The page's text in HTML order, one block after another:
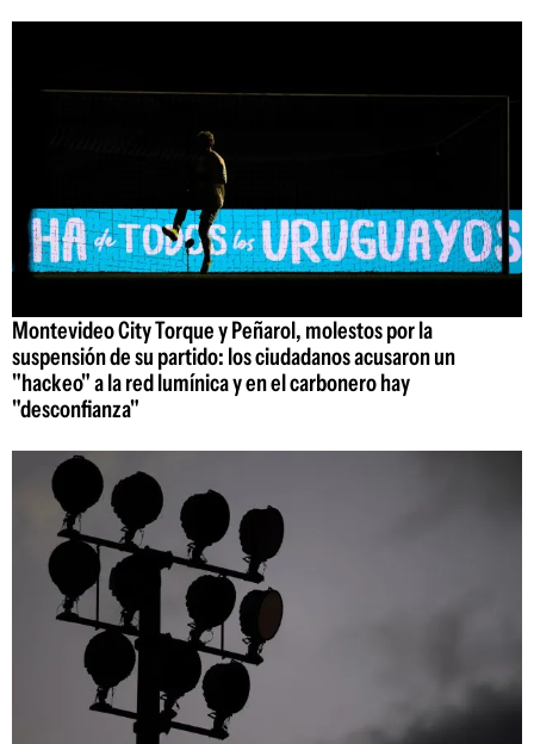
Montevideo City Torque y Peñarol, molestos por la
suspensión de su partido: los ciudadanos acusaron un
"hackeo" a la red lumínica y en el carbonero hay
"desconfianza"